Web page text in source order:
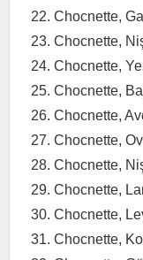
Chocnette,
Chocnette,
Chocnette,
Chocnette,
Chocnette,
Chocnette,
Chocnette,
Chocnette,
Chocnette,
Chocnette,